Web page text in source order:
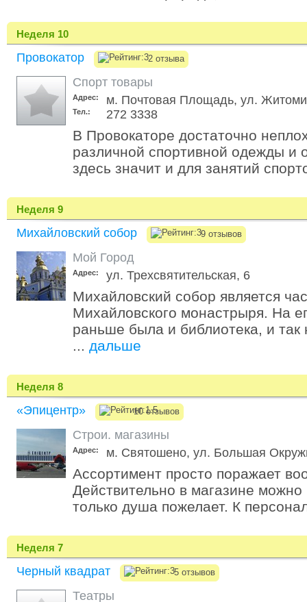
Неделя 10
Провокатор 2 отзыва
Спорт товары
Адрес: м. Почтовая Площадь, ул.
Тел.: 272 3338
В Провокаторе достаточно
различной спортивной одежды и
здесь значит и для занятий
Неделя 9
Михайловский собор 9 отзывов
Мой Город
Адрес: ул. Трехсвятительская, 6
Михайловский собор является
Михайловского монастрыря. На
раньше была и библиотека, и так
... дальше
Неделя 8
«Эпицентр» 10 отзывов
Строи. магазины
Адрес: м. Святошено, ул. Большая
Ассортимент просто поражает
Действительно в магазине можно
только душа пожелает. К
Неделя 7
Черный квадрат 5 отзывов
Театры